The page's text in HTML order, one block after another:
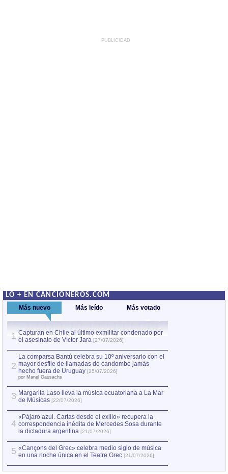
PUBLICIDAD
LO + EN CANCIONEROS.COM
Más nuevo Más leído Más votado
1 Capturan en Chile al último exmilitar condenado por
el asesinato de Víctor Jara [27/07/2026]
2
La comparsa Bantú celebra su 10º aniversario con el
mayor desfile de llamadas de candombe jamás
hecho fuera de Uruguay [25/07/2026]
por Manel Gausachs
3 Margarita Laso lleva la música ecuatoriana a La Mar
de Músicas [22/07/2026]
4
«Pájaro azul. Cartas desde el exilio» recupera la
correspondencia inédita de Mercedes Sosa durante
la dictadura argentina [21/07/2026]
5 «Cançons del Grec» celebra medio siglo de música
en una noche única en el Teatre Grec [21/07/2026]